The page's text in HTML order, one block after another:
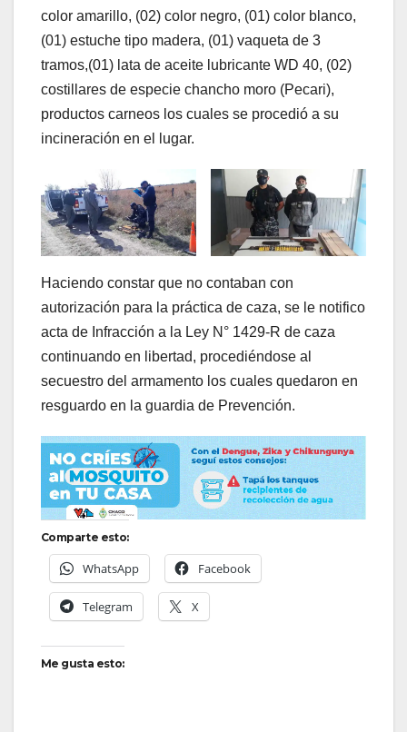
color amarillo, (02) color negro, (01) color blanco,
(01) estuche tipo madera, (01) vaqueta de 3
tramos,(01) lata de aceite lubricante WD 40, (02)
costillares de especie chancho moro (Pecari),
productos carneos los cuales se procedió a su
incineración en el lugar.
Haciendo constar que no contaban con
autorización para la práctica de caza, se le notifico
acta de Infracción a la Ley N° 1429-R de caza
continuando en libertad, procediéndose al
secuestro del armamento los cuales quedaron en
resguardo en la guardia de Prevención.
Comparte esto:
WhatsApp Facebook
Telegram X
Me gusta esto: